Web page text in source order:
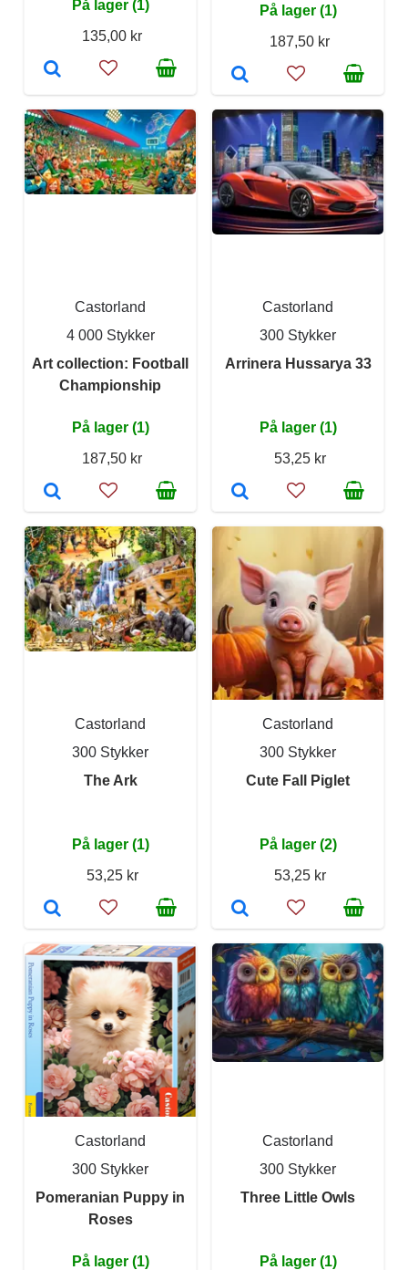
På lager (1)
135,00 kr
På lager (1)
187,50 kr
Castorland
4 000 Stykker
Art collection: Football
Championship
På lager (1)
187,50 kr
Castorland
300 Stykker
Arrinera Hussarya 33
På lager (1)
53,25 kr
Castorland
300 Stykker
The Ark
På lager (1)
53,25 kr
Castorland
300 Stykker
Cute Fall Piglet
På lager (2)
53,25 kr
Castorland
300 Stykker
Pomeranian Puppy in
Roses
På lager (1)
Castorland
300 Stykker
Three Little Owls
På lager (1)